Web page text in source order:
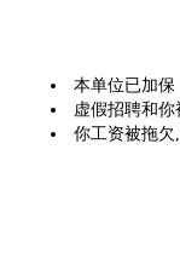
本单位已加保
虚假招聘和
你工资被拖